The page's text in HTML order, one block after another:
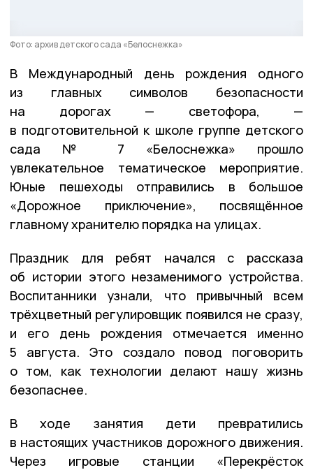
Фото: архив детского сада «Белоснежка»
В Международный день рождения одного
из главных символов безопасности
на дорогах — светофора, —
в подготовительной к школе группе детского
сада № 7 «Белоснежка» прошло
увлекательное тематическое мероприятие.
Юные пешеходы отправились в большое
«Дорожное приключение», посвящённое
главному хранителю порядка на улицах.
Праздник для ребят начался с рассказа
об истории этого незаменимого устройства.
Воспитанники узнали, что привычный всем
трёхцветный регулировщик появился не сразу,
и его день рождения отмечается именно
5 августа. Это создало повод поговорить
о том, как технологии делают нашу жизнь
безопаснее.
В ходе занятия дети превратились
в настоящих участников дорожного движения.
Через игровые станции «Перекрёсток